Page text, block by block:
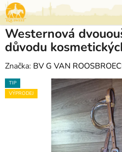
Přejít
na
obsah
Westernová
důvodu
Značka: BV G VAN
TIP
VÝPRODEJ